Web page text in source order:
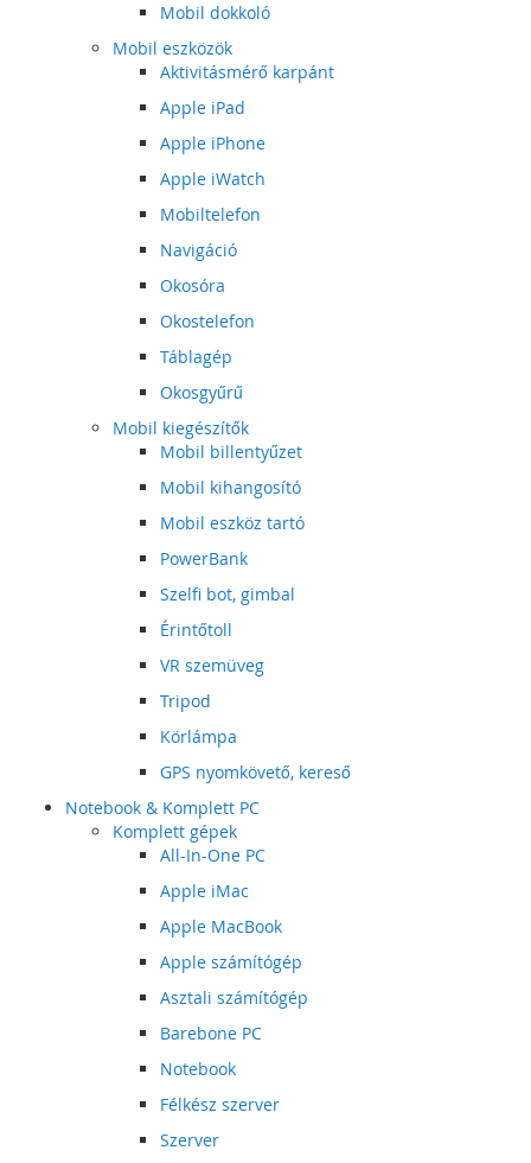
Mobil dokkoló
Mobil eszközök
Aktivitásmérő karpánt
Apple iPad
Apple iPhone
Apple iWatch
Mobiltelefon
Navigáció
Okosóra
Okostelefon
Táblagép
Okosgyűrű
Mobil kiegészítők
Mobil billentyűzet
Mobil kihangosító
Mobil eszköz tartó
PowerBank
Szelfi bot, gimbal
Érintőtoll
VR szemüveg
Tripod
Körlámpa
GPS nyomkövető, kereső
Notebook & Komplett PC
Komplett gépek
All-In-One PC
Apple iMac
Apple MacBook
Apple számítógép
Asztali számítógép
Barebone PC
Notebook
Félkész szerver
Szerver